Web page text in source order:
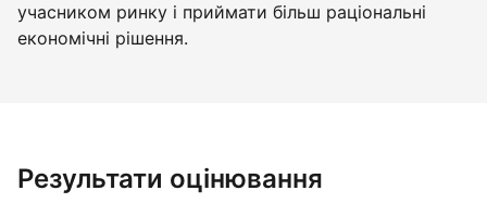
учасником ринку і приймати більш раціональні
економічні рішення.
Результати оцінювання